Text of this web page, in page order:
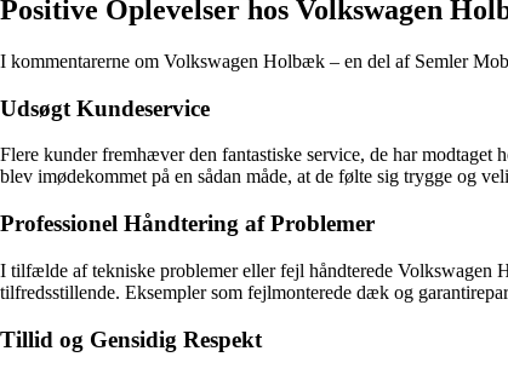
Positive Oplevelser hos Volkswagen
I kommentarerne om Volkswagen Holbæk – en del af Semler
Udsøgt Kundeservice
Flere kunder fremhæver den fantastiske service, de har
blev imødekommet på en sådan måde, at de følte sig trygge og
Professionel Håndtering af Problemer
I tilfælde af tekniske problemer eller fejl håndterede Volkswagen
tilfredsstillende. Eksempler som fejlmonterede dæk og
Tillid og Gensidig Respekt